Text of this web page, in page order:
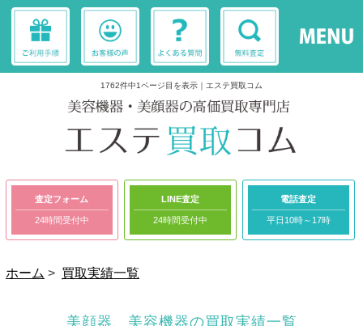
1762件中1ページ目を表示｜エステ買取コム
査定フォーム
24時間受付中
LINE査定
24時間受付中
電話査定
平日10時～17時
ホーム > 買取実績一覧
美顔器、美容機器の買取実績一覧